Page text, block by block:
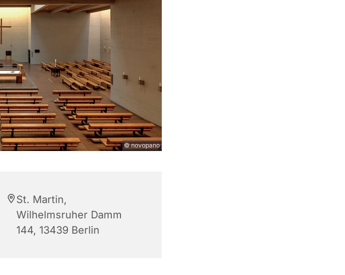
© novopano
St. Martin,
Wilhelmsruher Damm
144, 13439 Berlin